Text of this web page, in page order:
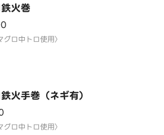
火巻
グロ中トロ使用〉
火手巻（ネギ有）
グロ中トロ使用〉